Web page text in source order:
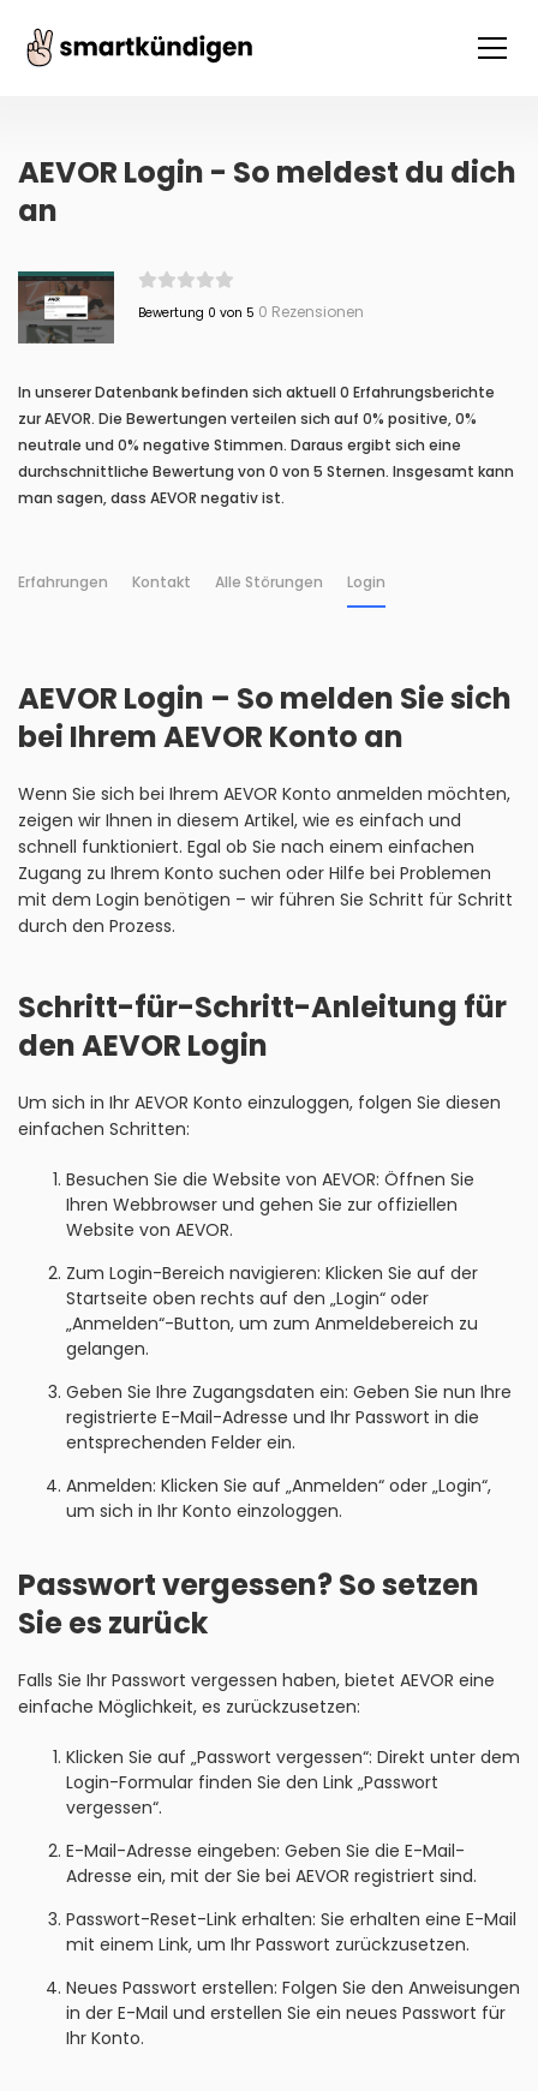
AEVOR Login - So meldest du dich
an
Bewertung 0 von 5 0 Rezensionen
In unserer Datenbank befinden sich aktuell 0 Erfahrungsberichte
zur AEVOR. Die Bewertungen verteilen sich auf 0% positive, 0%
neutrale und 0% negative Stimmen. Daraus ergibt sich eine
durchschnittliche Bewertung von 0 von 5 Sternen. Insgesamt kann
man sagen, dass AEVOR negativ ist.
Erfahrungen Kontakt Alle Störungen Login
AEVOR Login – So melden Sie sich
bei Ihrem AEVOR Konto an
Wenn Sie sich bei Ihrem AEVOR Konto anmelden möchten,
zeigen wir Ihnen in diesem Artikel, wie es einfach und
schnell funktioniert. Egal ob Sie nach einem einfachen
Zugang zu Ihrem Konto suchen oder Hilfe bei Problemen
mit dem Login benötigen – wir führen Sie Schritt für Schritt
durch den Prozess.
Schritt-für-Schritt-Anleitung für
den AEVOR Login
Um sich in Ihr AEVOR Konto einzuloggen, folgen Sie diesen
einfachen Schritten:
Besuchen Sie die Website von AEVOR: Öffnen Sie
Ihren Webbrowser und gehen Sie zur offiziellen
Website von AEVOR.
Zum Login-Bereich navigieren: Klicken Sie auf der
Startseite oben rechts auf den „Login“ oder
„Anmelden“-Button, um zum Anmeldebereich zu
gelangen.
Geben Sie Ihre Zugangsdaten ein: Geben Sie nun Ihre
registrierte E-Mail-Adresse und Ihr Passwort in die
entsprechenden Felder ein.
Anmelden: Klicken Sie auf „Anmelden“ oder „Login“,
um sich in Ihr Konto einzologgen.
Passwort vergessen? So setzen
Sie es zurück
Falls Sie Ihr Passwort vergessen haben, bietet AEVOR eine
einfache Möglichkeit, es zurückzusetzen:
Klicken Sie auf „Passwort vergessen“: Direkt unter dem
Login-Formular finden Sie den Link „Passwort
vergessen“.
E-Mail-Adresse eingeben: Geben Sie die E-Mail-
Adresse ein, mit der Sie bei AEVOR registriert sind.
Passwort-Reset-Link erhalten: Sie erhalten eine E-Mail
mit einem Link, um Ihr Passwort zurückzusetzen.
Neues Passwort erstellen: Folgen Sie den Anweisungen
in der E-Mail und erstellen Sie ein neues Passwort für
Ihr Konto.